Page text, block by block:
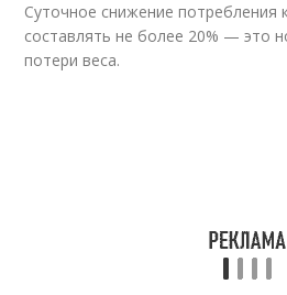
Суточное снижение потребления
составлять не более 20% — это
потери веса.